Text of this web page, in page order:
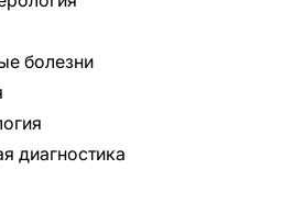
болезни
диагностика